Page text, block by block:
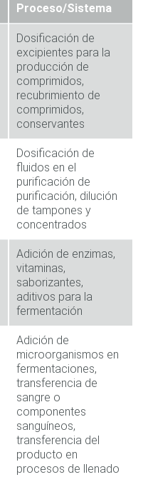
Proceso/Sistema
Dosificación de
excipientes para la
producción de
comprimidos,
recubrimiento de
comprimidos,
conservantes
Dosificación de
fluidos en el
purificación de
purificación, dilución
de tampones y
concentrados
Adición de enzimas,
vitaminas,
saborizantes,
aditivos para la
fermentación
Adición de
microorganismos en
fermentaciones,
transferencia de
sangre o
componentes
sanguíneos,
transferencia del
producto en
procesos de llenado